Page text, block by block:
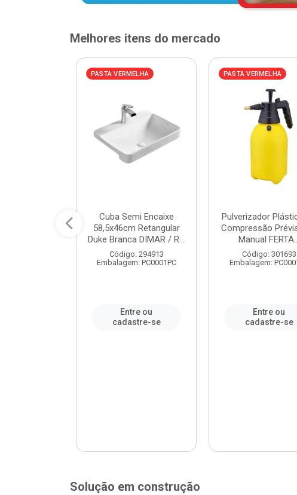
Melhores itens do mercado
PASTA VERMELHA
Cuba Semi Encaixe
58,5x46cm Retangular
Duke Branca DIMAR / R...
Código: 294913
Embalagem: PC0001PC
Entre ou
cadastre-se
PASTA VERMELHA
Pulverizador
Compressão
Manual
Código: 301693
Embalagem:
Entre ou
cadastre-se
Solução em construção